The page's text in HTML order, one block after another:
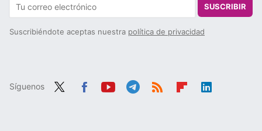
SUSCRIBIR
Suscribiéndote aceptas nuestra política de privacidad
Síguenos